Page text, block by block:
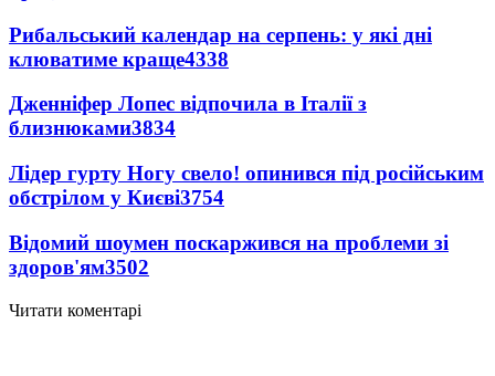
Рибальський календар на серпень: у які дні
клюватиме краще4338
Дженніфер Лопес відпочила в Італії з
близнюками3834
Лідер гурту Ногу свело! опинився під російським
обстрілом у Києві3754
Відомий шоумен поскаржився на проблеми зі
здоров'ям3502
Читати коментарі